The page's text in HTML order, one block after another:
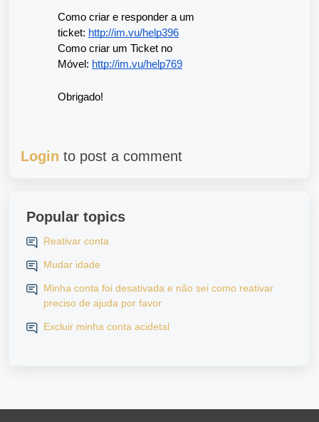
Como criar e responder a um
ticket: http://im.vu/help396
Como criar um Ticket no
Móvel: http://im.vu/help769
Obrigado!
Login to post a comment
Popular topics
Reativar conta
Mudar idade
Minha conta foi desativada e não sei como reativar
preciso de ajuda por favor
Excluir minha conta acidetal